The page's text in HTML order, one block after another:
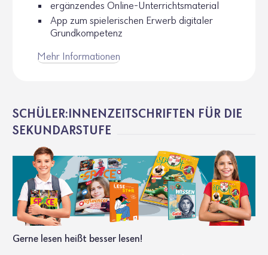
ergän­zendes Online-Unter­richts­ma­te­rial
App zum spie­le­ri­schen Erwerb digi­taler
Grund­kom­pe­tenz
Mehr Infor­ma­tionen
SCHÜLER:INNENZEITSCHRIFTEN FÜR DIE
SEKUNDARSTUFE
Gerne lesen heißt besser lesen!